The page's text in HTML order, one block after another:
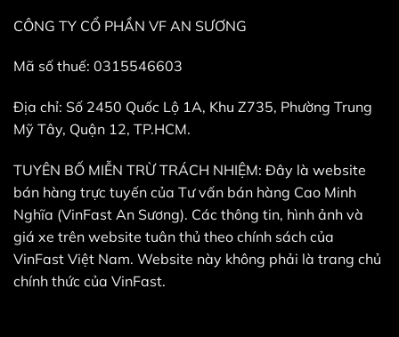
CÔNG TY CỔ PHẦN VF AN SƯƠNG
Mã số thuế: 0315546603
Địa chỉ: Số 2450 Quốc Lộ 1A, Khu Z735, Phường Trung
Mỹ Tây, Quận 12, TP.HCM.
TUYÊN BỐ MIỄN TRỪ TRÁCH NHIỆM: Đây là website
bán hàng trực tuyến của Tư vấn bán hàng Cao Minh
Nghĩa (VinFast An Sương). Các thông tin, hình ảnh và
giá xe trên website tuân thủ theo chính sách của
VinFast Việt Nam. Website này không phải là trang chủ
chính thức của VinFast.